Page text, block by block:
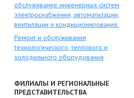
обслуживание инженерных систем
электроснабжения, автоматизации,
вентиляции и кондиционирования.
Ремонт и обслуживание
технологического, теплового и
холодильного оборудования
ФИЛИАЛЫ И РЕГИОНАЛЬНЫЕ
ПРЕДСТАВИТЕЛЬСТВА